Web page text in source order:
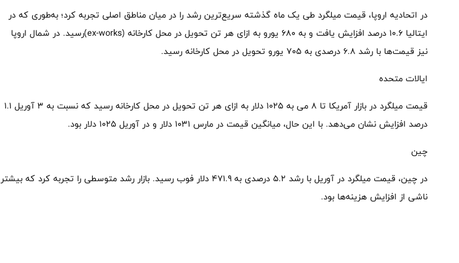
در اتحادیه اروپا، قیمت میلگرد طی یک ماه گذشته سریع‌ترین رشد را در میان مناطق اصلی تجربه کرد؛ به‌طوری که در
ایتالیا ۱۰.۶ درصد افزایش یافت و به ۶۸۰ یورو به ازای هر تن تحویل در محل کارخانه (ex-works)رسید. در شمال اروپا
نیز قیمت‌ها با رشد ۶.۸ درصدی به ۷۰۵ یورو تحویل در محل کارخانه رسید.
ایالات متحده
قیمت میلگرد در بازار آمریکا تا ۸ می به ۱۰۲۵ دلار به ازای هر تن تحویل در محل کارخانه رسید که نسبت به ۳ آوریل ۱.۱
درصد افزایش نشان می‌دهد. با این حال، میانگین قیمت در مارس ۱۰۳۱ دلار و در آوریل ۱۰۲۵ دلار بود.
چین
در چین، قیمت میلگرد در آوریل با رشد ۵.۲ درصدی به ۴۷۱.۹ دلار فوب رسید. بازار رشد متوسطی را تجربه کرد که بیشتر
ناشی از افزایش هزینه‌ها بود.